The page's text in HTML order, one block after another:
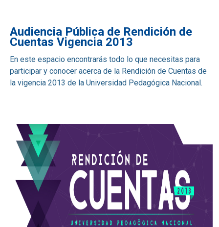
Audiencia Pública de Rendición de
Cuentas Vigencia 2013
En este espacio encontrarás todo lo que necesitas para
participar y conocer acerca de la Rendición de Cuentas de
la vigencia 2013 de la Universidad Pedagógica Nacional.